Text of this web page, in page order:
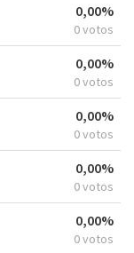
0,00%
0 votos
0,00%
0 votos
0,00%
0 votos
0,00%
0 votos
0,00%
0 votos